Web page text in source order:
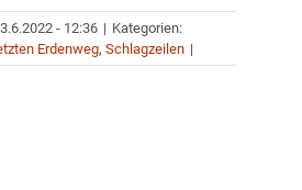
- 12:36 | Kategorien:
Erdenweg, Schlagzeilen |